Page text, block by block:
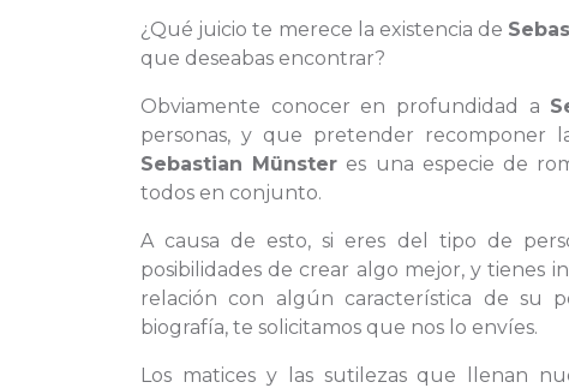
¿Qué juicio te merece la existencia de
que deseabas encontrar?
Obviamente conocer en profundidad a
personas, y que pretender
Sebastian Münster es una especie de
todos en conjunto.
A causa de esto, si eres del tipo de
posibilidades de crear algo mejor, y tienes
relación con algún característica de su
biografía, te solicitamos que nos lo envíes.
Los matices y las sutilezas que llenan